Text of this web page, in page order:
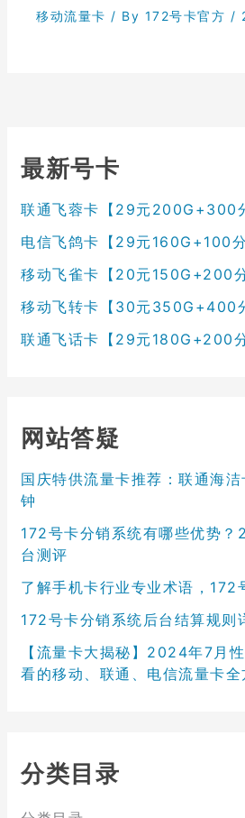
移动流量卡 / By 172号卡官方 /
最新号卡
联通飞蓉卡【29元200G+300
电信飞鸽卡【29元160G+100分
移动飞雀卡【20元150G+200
移动飞转卡【30元350G+400
联通飞话卡【29元180G+200分
网站答疑
国庆特供流量卡推荐：联通海
钟
172号卡分销系统有哪些优势
台测评
了解手机卡行业专业术语，172
172号卡分销系统后台结算规则
【流量卡大揭秘】2024年7月
看的移动、联通、电信流量卡全
分类目录